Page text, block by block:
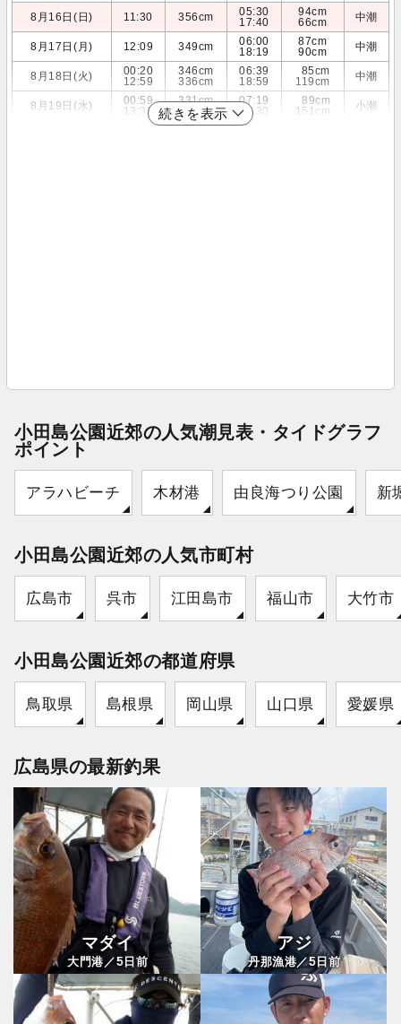
8月16日(日) 11:30 356cm
05:30
17:40
94cm
66cm
中潮
8月17日(月) 12:09 349cm
06:00
18:19
87cm
90cm
中潮
8月18日(火)
00:20
12:59
346cm
336cm
06:39
18:59
85cm
119cm
中潮
8月19日(水)
00:59
13:39
331cm
317cm
07:19
19:30
89cm
151cm
小潮
続きを表示
小田島公園近郊の人気潮見表・タイドグラフ
ポイント
アラハビーチ 木材港 由良海つり公園 新
小田島公園近郊の人気市町村
広島市 呉市 江田島市 福山市 大竹市
小田島公園近郊の都道府県
鳥取県 島根県 岡山県 山口県 愛媛県
広島県の最新釣果
マダイ
大門港／5 日前
アジ
丹那漁港／5日前